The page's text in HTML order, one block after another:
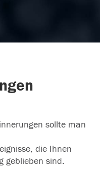
sollte man
die Ihnen
geblieben sind.